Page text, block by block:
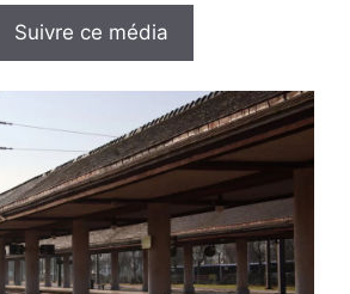
Suivre ce média